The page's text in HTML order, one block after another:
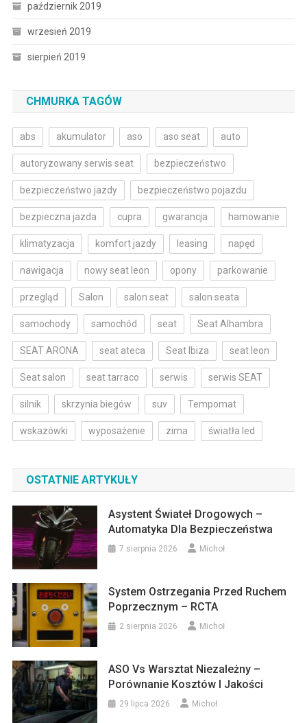
październik 2019
wrzesień 2019
sierpień 2019
CHMURKA TAGÓW
abs akumulator aso aso seat auto
autoryzowany serwis seat bezpieczeństwo
bezpieczeństwo jazdy bezpieczeństwo pojazdu
bezpieczna jazda cupra gwarancja hamowanie
klimatyzacja komfort jazdy leasing napęd
nawigacja nowy seat leon opony parkowanie
przegląd Salon salon seat salon seata
samochody samochód seat Seat Alhambra
SEAT ARONA seat ateca Seat Ibiza seat leon
Seat salon seat tarraco serwis serwis SEAT
silnik skrzynia biegów suv Tempomat
wskazówki wyposażenie zima światła led
OSTATNIE ARTYKUŁY
Asystent Świateł Drogowych –
Automatyka Dla Bezpieczeństwa
7 sierpnia 2026 Michoł
System Ostrzegania Przed Ruchem
Poprzecznym – RCTA
2 sierpnia 2026 Michoł
ASO Vs Warsztat Niezależny –
Porównanie Kosztów I Jakości
29 lipca 2026 Michoł